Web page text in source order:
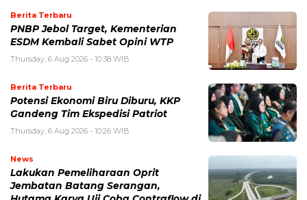
Berita Terbaru
PNBP Jebol Target, Kementerian
ESDM Kembali Sabet Opini WTP
Thursday, 6 Aug 2026 - 10:38 WIB
Berita Terbaru
Potensi Ekonomi Biru Diburu, KKP
Gandeng Tim Ekspedisi Patriot
Thursday, 6 Aug 2026 - 10:26 WIB
News
Lakukan Pemeliharaan Oprit
Jembatan Batang Serangan,